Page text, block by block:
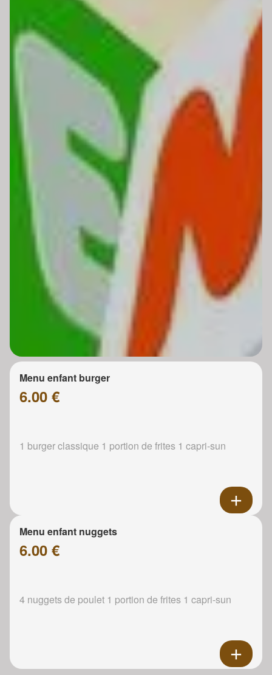
Menu enfant burger
6.00 €
1 burger classique 1 portion de frites 1 capri-sun
Menu enfant nuggets
6.00 €
4 nuggets de poulet 1 portion de frites 1 capri-sun